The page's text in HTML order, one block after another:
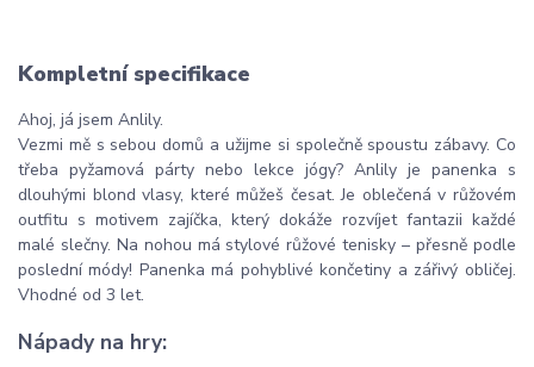
Kompletní specifikace
Ahoj, já jsem Anlily.
Vezmi mě s sebou domů a užijme si společně spoustu zábavy. Co
třeba pyžamová párty nebo lekce jógy? Anlily je panenka s
dlouhými blond vlasy, které můžeš česat. Je oblečená v růžovém
outfitu s motivem zajíčka, který dokáže rozvíjet fantazii každé
malé slečny. Na nohou má stylové růžové tenisky – přesně podle
poslední módy! Panenka má pohyblivé končetiny a zářivý obličej.
Vhodné od 3 let.
Nápady na hry: